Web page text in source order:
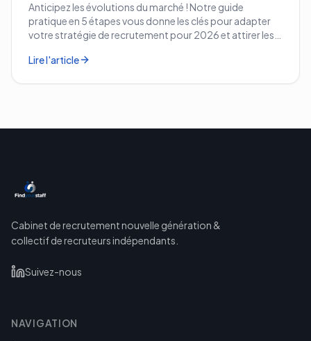
Anticipez les évolutions du marché ! Notre guide
pratique en 5 étapes vous donne les clés pour adapter
votre stratégie de recrutement pour 2026 et attirer les
Lire l'article
Cabinet de recrutement nouvelle génération &
collectif de recruteurs indépendants.
Suivez-nous
NAVIGATION